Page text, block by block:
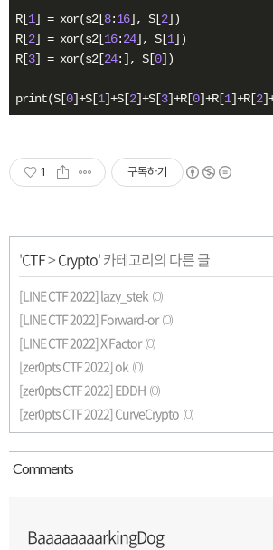
R[1] = xor(s2[8:16], S[2])
R[2] = xor(s2[16:24], S[1])
R[3] = xor(s2[24:], S[0])
print(S[0]+S[1]+S[2]+S[3]+R[0]+R[1]+R[2
1 구독하기
'CTF>Crypto' 카테고리의 다른 글
[LINE CTF 2022] lazy_stek (0)
[LINE CTF 2022] Forward-or (0)
[LINE CTF 2022] X Factor (0)
[zer0pts CTF 2022] ok (0)
[zer0pts CTF 2022] EDDH (0)
[zer0pts CTF 2022] CurveCrypto (0)
Comments
BaaaaaaaarkingDog